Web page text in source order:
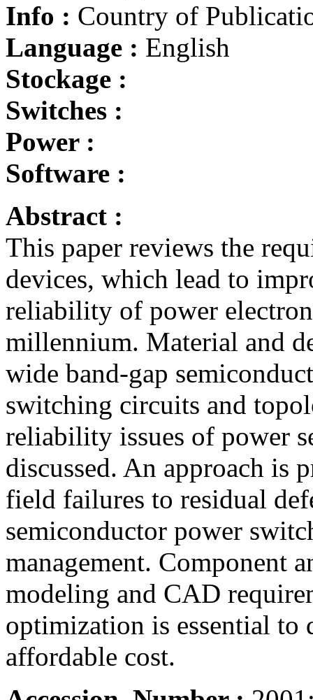
Info : Country of
Language : English
Stockage :
Switches :
Power :
Software :
Abstract :
This paper reviews the
devices, which lead to
reliability of power
millennium. Material and
wide band-gap
switching circuits and
reliability issues of power
discussed. An approach is
field failures to residual
semiconductor power
management. Component
modeling and CAD
optimization is essential to
affordable cost.